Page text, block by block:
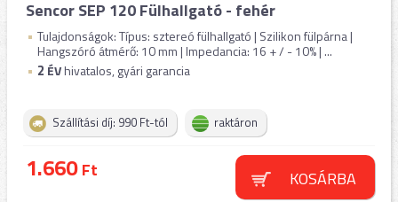
Sencor SEP 120 Fülhallgató - fehér
Tulajdonságok: Típus: sztereó fülhallgató | Szilikon fülpárna |
Hangszóró átmérő: 10 mm | Impedancia: 16 + / - 10% | ...
2 ÉVhivatalos, gyári garancia
Szállítási díj: 990 Ft-tól raktáron
1.660Ft KOSÁRBA